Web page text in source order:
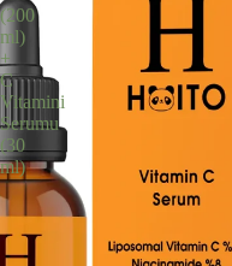
(200
ml)
+
C
Vitamini
Serumu
(30
ml)